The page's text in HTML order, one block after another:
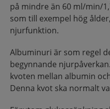
på mindre än 60 ml/min/
som till exempel hög
njurfunktion.
Albuminuri är som regel
begynnande
kvoten mellan albumin
Denna kvot ska normalt